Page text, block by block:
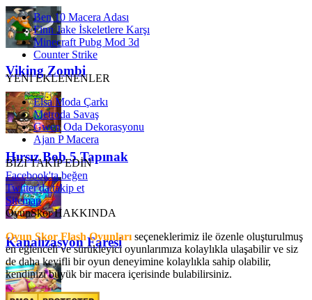
Viking Zombi
Hırsız Bob 5 Tapınak
Kanalizasyon Faresi
Ben 10 Macera Adası
Finn Jake İskeletlere Karşı
Minecraft Pubg Mod 3d
Counter Strike
YENİ EKLENENLER
Elsa Moda Çarkı
Metroda Savaş
Gwen Oda Dekorasyonu
Ajan P Macera
BİZİ TAKİP EDİN
Facebook'ta beğen
Twitter'da takip et
Sitemap
OyunSkor HAKKINDA
Oyun Skor Flash Oyunları seçeneklerimiz ile özenle oluşturulmuş
en eğlenceli ve sürükleyici oyunlarımıza kolaylıkla ulaşabilir ve siz
de daha keyifli bir oyun deneyimine kolaylıkla sahip olabilir,
kendinizi büyük bir macera içerisinde bulabilirsiniz.